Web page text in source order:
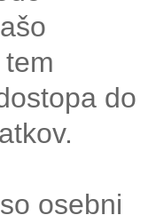
do
osebni